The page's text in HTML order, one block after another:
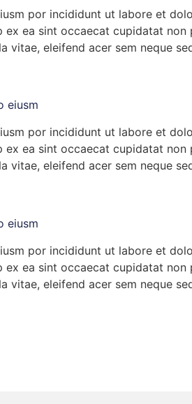
por incididunt ut labore et
ea sint occaecat cupidatat
eleifend acer sem neque
eiusm
por incididunt ut labore et
ea sint occaecat cupidatat
eleifend acer sem neque
eiusm
por incididunt ut labore et
ea sint occaecat cupidatat
eleifend acer sem neque